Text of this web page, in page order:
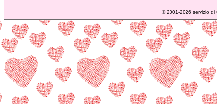
©2001-2026 servizio di